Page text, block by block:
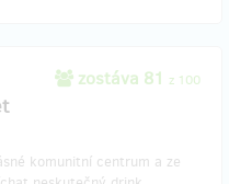
zostáva 81 z 100
komunitní centrum a ze